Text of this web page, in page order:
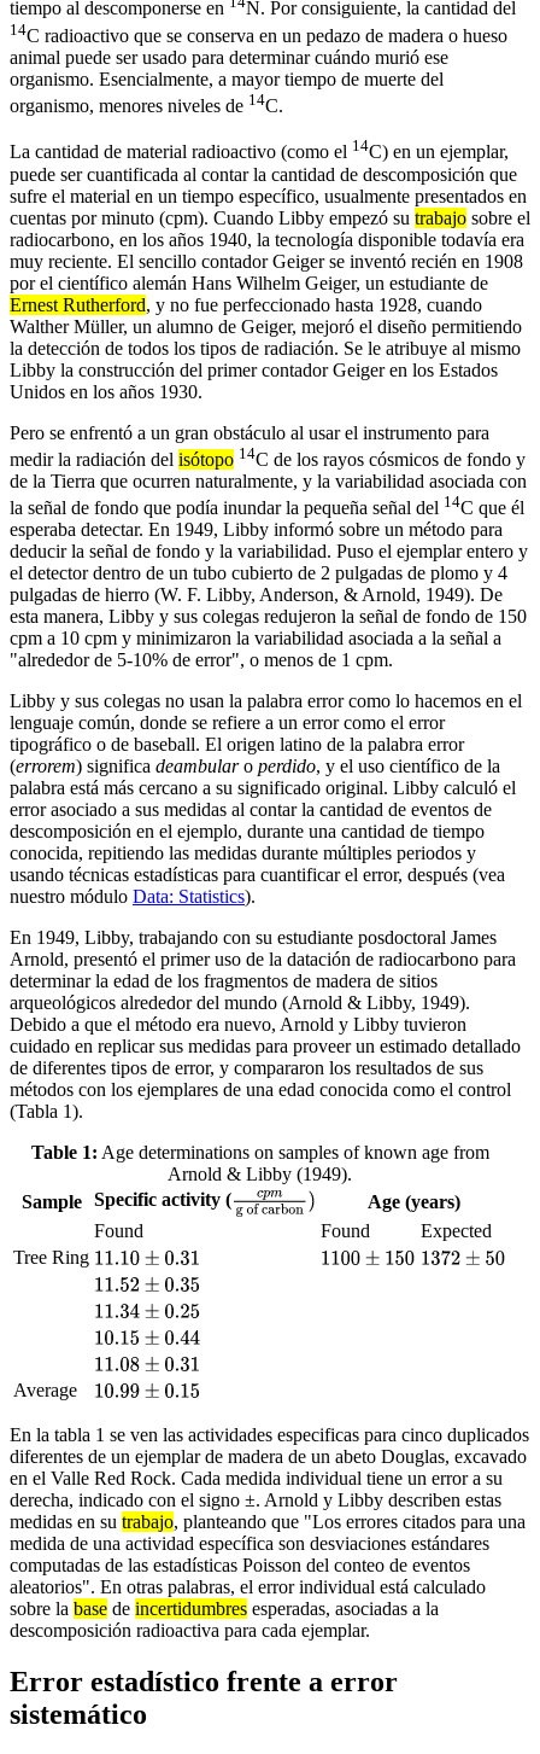
tiempo al descomponerse en N. Por consiguiente, la cantidad del
14C radioactivo que se conserva en un pedazo de madera o hueso
animal puede ser usado para determinar cuándo murió ese
organismo. Esencialmente, a mayor tiempo de muerte del
organismo, menores niveles de 14C.
La cantidad de material radioactivo (como el 14C) en un ejemplar,
puede ser cuantificada al contar la cantidad de descomposición que
sufre el material en un tiempo específico, usualmente presentados en
cuentas por minuto (cpm). Cuando Libby empezó su trabajo sobre el
radiocarbono, en los años 1940, la tecnología disponible todavía era
muy reciente. El sencillo contador Geiger se inventó recién en 1908
por el científico alemán Hans Wilhelm Geiger, un estudiante de
Ernest Rutherford, y no fue perfeccionado hasta 1928, cuando
Walther Müller, un alumno de Geiger, mejoró el diseño permitiendo
la detección de todos los tipos de radiación. Se le atribuye al mismo
Libby la construcción del primer contador Geiger en los Estados
Unidos en los años 1930.
Pero se enfrentó a un gran obstáculo al usar el instrumento para
medir la radiación del isótopo 14C de los rayos cósmicos de fondo y
de la Tierra que ocurren naturalmente, y la variabilidad asociada con
la señal de fondo que podía inundar la pequeña señal del 14C que él
esperaba detectar. En 1949, Libby informó sobre un método para
deducir la señal de fondo y la variabilidad. Puso el ejemplar entero y
el detector dentro de un tubo cubierto de 2 pulgadas de plomo y 4
pulgadas de hierro (W. F. Libby, Anderson, & Arnold, 1949). De
esta manera, Libby y sus colegas redujeron la señal de fondo de 150
cpm a 10 cpm y minimizaron la variabilidad asociada a la señal a
"alrededor de 5-10% de error", o menos de 1 cpm.
Libby y sus colegas no usan la palabra error como lo hacemos en el
lenguaje común, donde se refiere a un error como el error
tipográfico o de baseball. El origen latino de la palabra error
(errorem) significa deambularo perdido, y el uso científico de la
palabra está más cercano a su significado original. Libby calculó el
error asociado a sus medidas al contar la cantidad de eventos de
descomposición en el ejemplo, durante una cantidad de tiempo
conocida, repitiendo las medidas durante múltiples periodos y
usando técnicas estadísticas para cuantificar el error, después (vea
nuestro módulo Data: Statistics).
En 1949, Libby, trabajando con su estudiante posdoctoral James
Arnold, presentó el primer uso de la datación de radiocarbono para
determinar la edad de los fragmentos de madera de sitios
arqueológicos alrededor del mundo (Arnold & Libby, 1949).
Debido a que el método era nuevo, Arnold y Libby tuvieron
cuidado en replicar sus medidas para proveer un estimado detallado
de diferentes tipos de error, y compararon los resultados de sus
métodos con los ejemplares de una edad conocida como el control
(Tabla 1).
Table 1: Age determinations on samples of known age from
Arnold & Libby (1949).
Sample
Specific activity ( cpmg of
carbon
Age (years)
Found
Found
Expected
Tree Ring 11.10±0.31 1100±150 1372±50
11.52±0.35
11.34±0.25
10.15±0.44
11.08±0.31
Average
10.99±0.15
En la tabla 1 se ven las actividades especificas para cinco duplicados
diferentes de un ejemplar de madera de un abeto Douglas, excavado
en el Valle Red Rock. Cada medida individual tiene un error a su
derecha, indicado con el signo ±. Arnold y Libby describen estas
medidas en su trabajo, planteando que "Los errores citados para una
medida de una actividad específica son desviaciones estándares
computadas de las estadísticas Poisson del conteo de eventos
aleatorios". En otras palabras, el error individual está calculado
sobre la base de incertidumbres esperadas, asociadas a la
descomposición radioactiva para cada ejemplar.
Error estadístico frente a error
sistemático